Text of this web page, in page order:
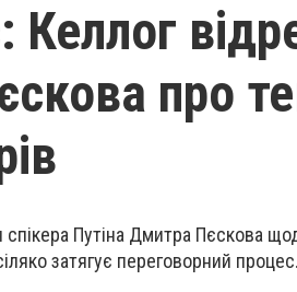
Келлог
про
Путіна Дмитра Пєскова
затягує переговорний процес.